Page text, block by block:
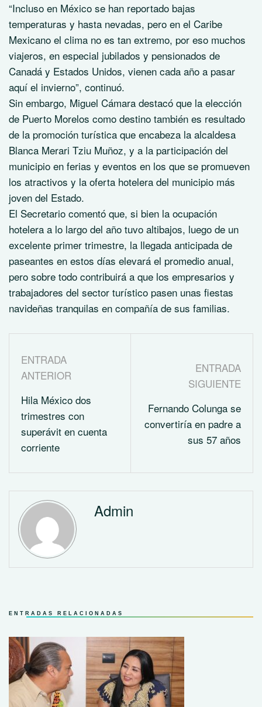
“Incluso en México se han reportado bajas
temperaturas y hasta nevadas, pero en el Caribe
Mexicano el clima no es tan extremo, por eso muchos
viajeros, en especial jubilados y pensionados de
Canadá y Estados Unidos, vienen cada año a pasar
aquí el invierno”, continuó.
Sin embargo, Miguel Cámara destacó que la elección
de Puerto Morelos como destino también es resultado
de la promoción turística que encabeza la alcaldesa
Blanca Merari Tziu Muñoz, y a la participación del
municipio en ferias y eventos en los que se promueven
los atractivos y la oferta hotelera del municipio más
joven del Estado.
El Secretario comentó que, si bien la ocupación
hotelera a lo largo del año tuvo altibajos, luego de un
excelente primer trimestre, la llegada anticipada de
paseantes en estos días elevará el promedio anual,
pero sobre todo contribuirá a que los empresarios y
trabajadores del sector turístico pasen unas fiestas
navideñas tranquilas en compañía de sus familias.
ENTRADA
ANTERIOR
Hila México dos
trimestres con
superávit en cuenta
corriente
ENTRADA
SIGUIENTE
Fernando Colunga se
convertiría en padre a
sus 57 años
Admin
ENTRADAS RELACIONADAS